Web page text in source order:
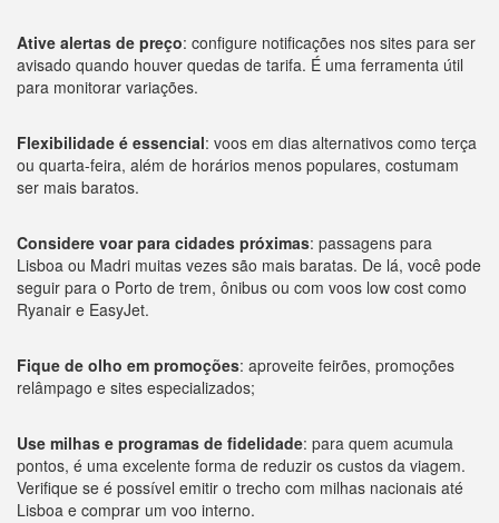
Ative alertas de preço: configure notificações nos sites para ser
avisado quando houver quedas de tarifa. É uma ferramenta útil
para monitorar variações.
Flexibilidade é essencial: voos em dias alternativos como terça
ou quarta-feira, além de horários menos populares, costumam
ser mais baratos.
Considere voar para cidades próximas: passagens para
Lisboa ou Madri muitas vezes são mais baratas. De lá, você pode
seguir para o Porto de trem, ônibus ou com voos low cost como
Ryanair e EasyJet.
Fique de olho em promoções: aproveite feirões, promoções
relâmpago e sites especializados;
Use milhas e programas de fidelidade: para quem acumula
pontos, é uma excelente forma de reduzir os custos da viagem.
Verifique se é possível emitir o trecho com milhas nacionais até
Lisboa e comprar um voo interno.